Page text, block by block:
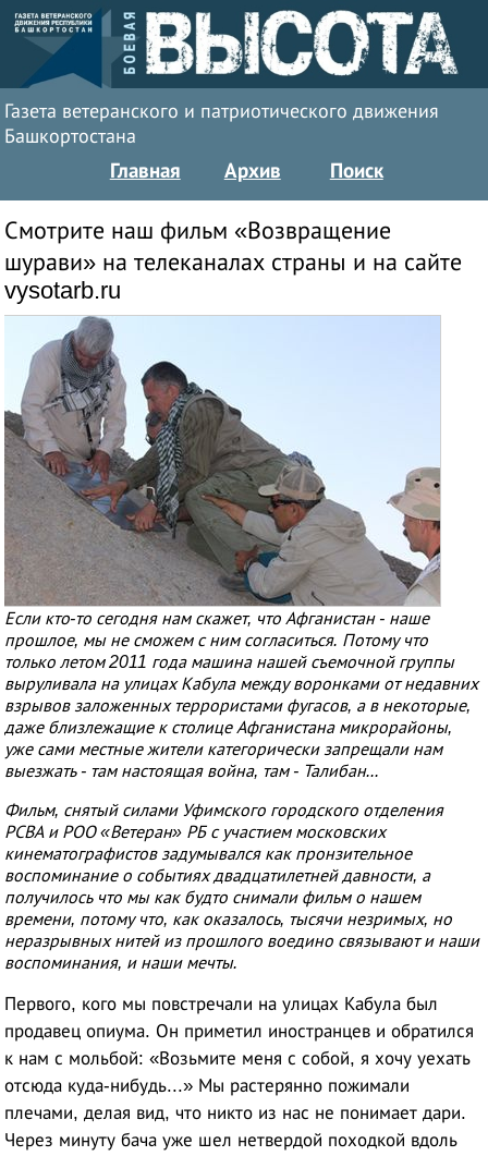
Газета ветеранского и патриотического движения
Башкортостана
Главная Архив Поиск
Смотрите наш фильм «Возвращение
шурави» на телеканалах страны и на сайте
vysotarb.ru
Если кто-то сегодня нам скажет, что Афганистан - наше
прошлое, мы не сможем с ним согласиться. Потому что
только летом 2011 года машина нашей съемочной группы
выруливала на улицах Кабула между воронками от недавних
взрывов заложенных террористами фугасов, а в некоторые,
даже близлежащие к столице Афганистана микрорайоны,
уже сами местные жители категорически запрещали нам
выезжать - там настоящая война, там - Талибан...
Фильм, снятый силами Уфимского городского отделения
РСВА и РОО «Ветеран» РБ с участием московских
кинематографистов задумывался как пронзительное
воспоминание о событиях двадцатилетней давности, а
получилось что мы как будто снимали фильм о нашем
времени, потому что, как оказалось, тысячи незримых, но
неразрывных нитей из прошлого воедино связывают и наши
воспоминания, и наши мечты.
Первого, кого мы повстречали на улицах Кабула был
продавец опиума. Он приметил иностранцев и обратился
к нам с мольбой: «Возьмите меня с собой, я хочу уехать
отсюда куда-нибудь...» Мы растерянно пожимали
плечами, делая вид, что никто из нас не понимает дари.
Через минуту бача уже шел нетвердой походкой вдоль